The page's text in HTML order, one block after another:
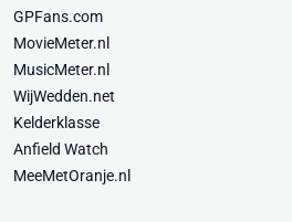
GPFans.com
MovieMeter.nl
MusicMeter.nl
WijWedden.net
Kelderklasse
Anfield Watch
MeeMetOranje.nl